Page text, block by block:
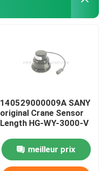
140529000009A SANY
original Crane Sensor
Length HG-WY-3000-V
meilleur prix